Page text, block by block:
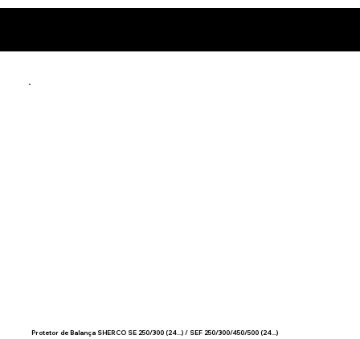
Protetor de Balança SHERCO SE 250/300 (24...) / SEF 250/300/450/500 (24...)